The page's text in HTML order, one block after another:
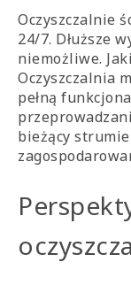
Oczyszczalnie
24/7. Dłuższe
niemożliwe.
Oczyszczalnia
pełną
bieżący